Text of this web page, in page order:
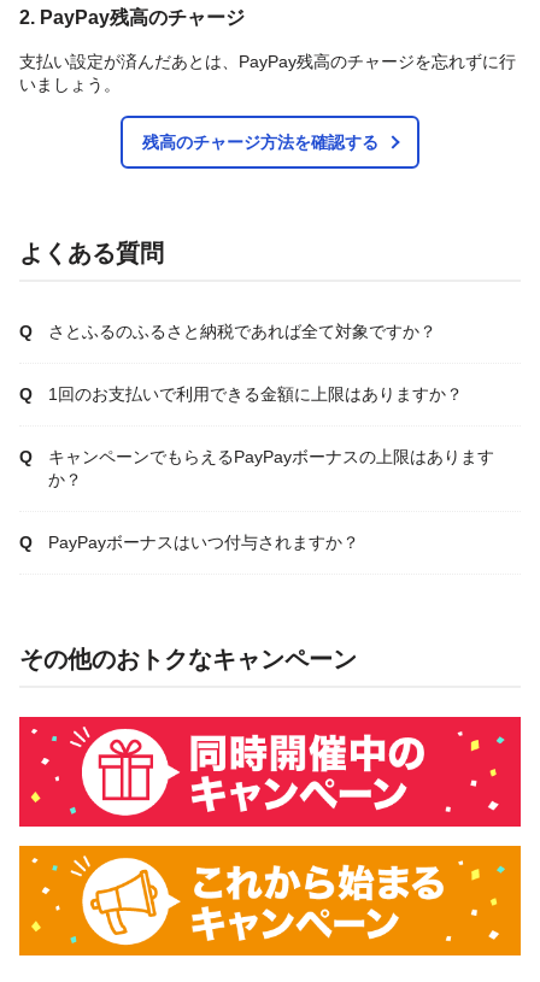
2. PayPay残高のチャージ
支払い設定が済んだあとは、PayPay残高のチャージを忘れずに行
いましょう。
残高のチャージ方法を確認する
よくある質問
さとふるのふるさと納税であれば全て対象ですか？
1回のお支払いで利用できる金額に上限はありますか？
キャンペーンでもらえるPayPayボーナスの上限はあります
か？
PayPayボーナスはいつ付与されますか？
その他のおトクなキャンペーン